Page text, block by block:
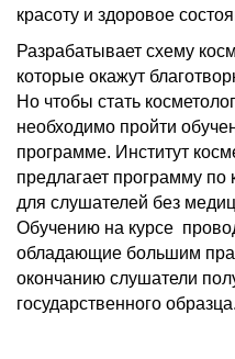
красоту и здоровое
Разрабатывает схему
которые окажут
Но чтобы стать
необходимо пройти
программе. Институт
предлагает программу по
для слушателей без
Обучению на курсе
обладающие большим
окончанию слушатели
государственного образца.